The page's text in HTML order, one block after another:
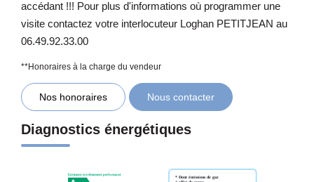
accédant !!! Pour plus d'informations où programmer une
visite contactez votre interlocuteur Loghan PETITJEAN au
06.49.92.33.00
**Honoraires à la charge du vendeur
Nos honoraires Nous contacter
Diagnostics énergétiques